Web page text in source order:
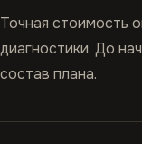
Точная стоимость
диагностики. До
состав плана.